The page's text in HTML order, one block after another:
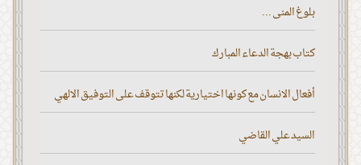
بلوغ المنى ...
كتاب بهجة الدعاء المبارك
أفعال الانسان مع كونها اختيارية لكنها تتوقف على التوفيق الالهي
السيد علي القاضي